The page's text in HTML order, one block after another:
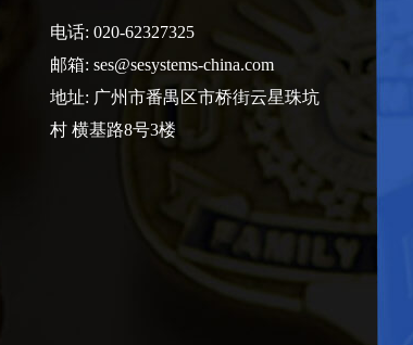
电话: 020-62327325
邮箱: ses@sesystems-china.com
地址: 广州市番禺区市桥街云星珠坑
村 横基路8号3楼